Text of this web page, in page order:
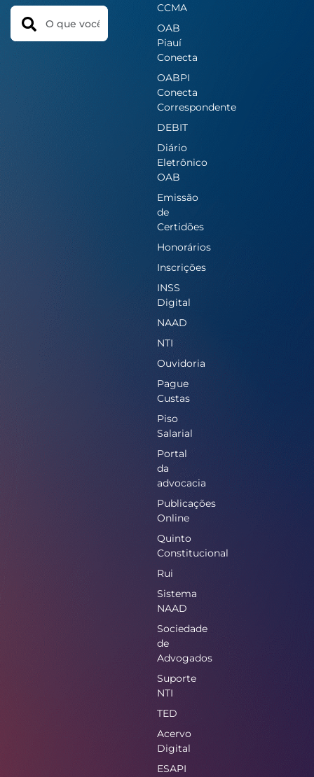
Search
CCMA
OAB
Piauí
Conecta
OABPI
Conecta
Correspondente
DEBIT
Diário
Eletrônico
OAB
Emissão
de
Certidões
Honorários
Inscrições
INSS
Digital
NAAD
NTI
Ouvidoria
Pague
Custas
Piso
Salarial
Portal
da
advocacia
Publicações
Online
Quinto
Constitucional
Rui
Sistema
NAAD
Sociedade
de
Advogados
Suporte
NTI
TED
Acervo
Digital
ESAPI